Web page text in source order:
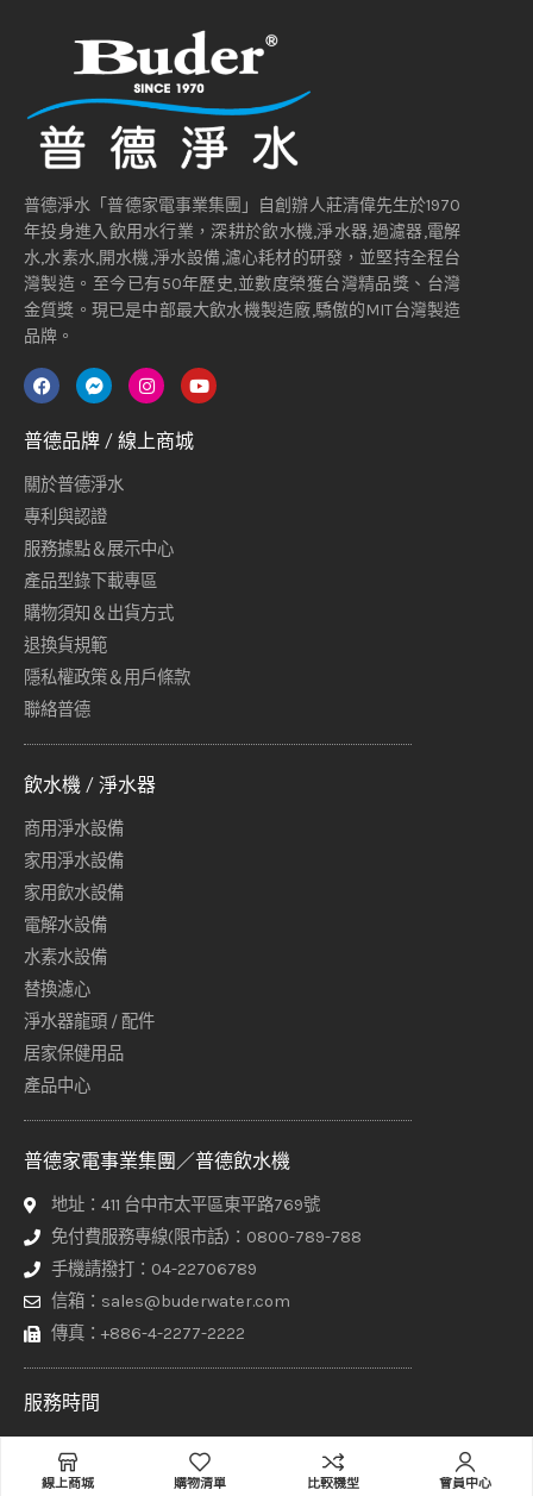
普德淨水「普德家電事業集團」自創辦人莊清偉先生於1970
年投身進入飲用水行業，深耕於飲水機,淨水器,過濾器,電解
水,水素水,開水機,淨水設備,濾心耗材的研發，並堅持全程台
灣製造。至今已有50年歷史,並數度榮獲台灣精品獎、台灣
金質獎。現已是中部最大飲水機製造廠,驕傲的MIT台灣製造
品牌。
普德品牌 / 線上商城
關於普德淨水
專利與認證
服務據點＆展示中心
產品型錄下載專區
購物須知＆出貨方式
退換貨規範
隱私權政策＆用戶條款
聯絡普德
飲水機 / 淨水器
商用淨水設備
家用淨水設備
家用飲水設備
電解水設備
水素水設備
替換濾心
淨水器龍頭 / 配件
居家保健用品
產品中心
普德家電事業集團／普德飲水機
地址：411 台中市太平區東平路769號
免付費服務專線(限市話)：0800-789-788
手機請撥打：04-22706789
信箱：sales@buderwater.com
傳真：+886-4-2277-2222
服務時間
其他時間請於網站上方【聯絡普德】頁面填寫聯繫表單，客服專員
線上商城 購物清單 比較機型 會員中心